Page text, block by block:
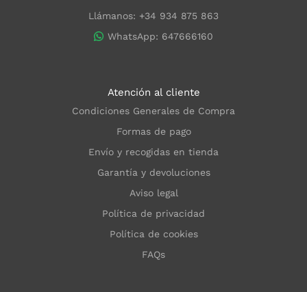
Llámanos: +34 934 875 863
WhatsApp: 647666160
Atención al cliente
Condiciones Generales de Compra
Formas de pago
Envío y recogidas en tienda
Garantía y devoluciones
Aviso legal
Política de privacidad
Política de cookies
FAQs